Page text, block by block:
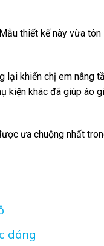
thiết kế này vừa
khiến chị em nâng
kiện khác đã giúp áo
ưa chuộng nhất
dáng